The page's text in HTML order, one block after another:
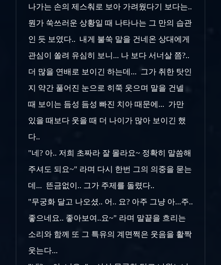
나가는 손의 제스춰로 보아 가려웠다기 보다는..
뭔가 쑥쓰러운 상황일 때 나타나는 그 만의 습관
인 듯 보였다.. 내게 불쑥 말을 건네온 상대에게
관심이 쏠려 유심히 보니... 나 보다 서너살 쯤?..
더 많을 연배로 보이긴 하는데... 그가 취한 탓인
지 약간 풀어진 눈으로 히쭉 웃으며 말을 건넬
때 보이는 듬성 듬성 빠진 치아 때문에... 가만
있을 때보다 웃을 때 더 나이가 많아 보이긴 했
다..
"네? 아.. 저희 초짜라 잘 몰라요~ 정확히 말씀해
주셔도 되요~" 라며 다시 한번 그의 의중을 묻는
데... 뜬금없이.. 그가 주제를 돌렸다..
"무궁화 달고 나오셨.. 어.. 요? 아주 그냥 아...주..
좋으네요.. 좋아보여..요~" 라며 말끝을 흐리는
소리와 함께 또 그 특유의 계면쩍은 웃음을 활짝
웃는다...